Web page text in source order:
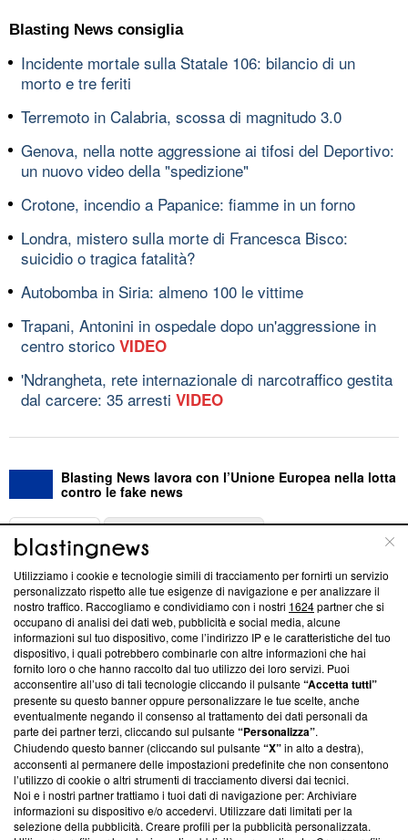
Blasting News consiglia
Incidente mortale sulla Statale 106: bilancio di un
morto e tre feriti
Terremoto in Calabria, scossa di magnitudo 3.0
Genova, nella notte aggressione ai tifosi del Deportivo:
un nuovo video della "spedizione"
Crotone, incendio a Papanice: fiamme in un forno
Londra, mistero sulla morte di Francesca Bisco:
suicidio o tragica fatalità?
Autobomba in Siria: almeno 100 le vittime
Trapani, Antonini in ospedale dopo un'aggressione in
centro storico VIDEO
'Ndrangheta, rete internazionale di narcotraffico gestita
dal carcere: 35 arresti VIDEO
Blasting News lavora con l’Unione Europea nella lotta
contro le fake news
ABOUT
Questa sezione offre informazioni trasparenti su Blasting
News, sui nostri processi editoriali e su come ci impegniamo a
creare news di qualità. Inoltre, afferma la nostra aderenza a
‘Trust Project - News with Integrity’Blasting News non è
ancora membro del programma, ma ha richiesto di farne
parte; Trust Project non ha ancora effettuato una verifica di
conformità agli standard.
Su di noi
Team editoriale
Corporate
Redazione
Utilizziamo i cookie e tecnologie simili di tracciamento per fornirti un servizio
personalizzato rispetto alle tue esigenze di navigazione e per analizzare il
nostro traffico. Raccogliamo e condividiamo con i nostri 1624partner che si
occupano di analisi dei dati web, pubblicità e social media, alcune
informazioni sul tuo dispositivo, come l’indirizzo IP e le caratteristiche del tuo
dispositivo, i quali potrebbero combinarle con altre informazioni che hai
fornito loro o che hanno raccolto dal tuo utilizzo dei loro servizi. Puoi
acconsentire all’uso di tali tecnologie cliccando il pulsante“Accetta tutti”
presente su questo banner oppure personalizzare le tue scelte, anche
eventualmente negando il consenso al trattamento dei dati personali da
parte dei partner terzi, cliccando sul pulsante“Personalizza”.
Chiudendo questo banner (cliccando sul pulsante“X”in alto a destra),
acconsenti al permanere delle impostazioni predefinite che non consentono
l’utilizzo di cookie o altri strumenti di tracciamento diversi dai tecnici.
Noi e i nostri partner trattiamo i tuoi dati di navigazione per: Archiviare
informazioni su dispositivo e/o accedervi. Utilizzare dati limitati per la
selezione della pubblicità. Creare profili per la pubblicità personalizzata.